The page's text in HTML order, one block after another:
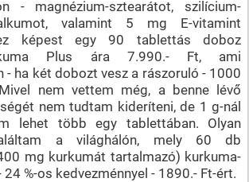
- magnézium-sztearátot, szilícium-
valamint 5 mg E-vitamint
képest egy 90 tablettás doboz
Plus ára 7.990.- Ft, ami
- ha két dobozt vesz a rászoruló - 1000
nem vettem még, a benne lévő
nem tudtam kideríteni, de 1 g-nál
lehet több egy tablettában. Olyan
a világhálón, mely 60 db
mg kurkumát tartalmazó) kurkuma-
%-os kedvezménnyel - 1890.- Ft-ért.